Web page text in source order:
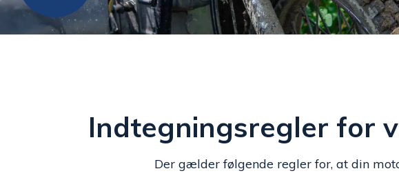
Indtegningsregler for
Der gælder følgende regler for, at din